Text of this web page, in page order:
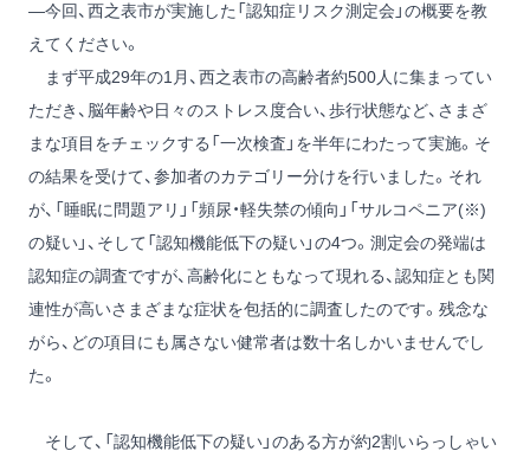
―今回、西之表市が実施した「認知症リスク測定会」の概要を教
えてください。
まず平成29年の1月、西之表市の高齢者約500人に集まってい
ただき、脳年齢や日々のストレス度合い、歩行状態など、さまざ
まな項目をチェックする「一次検査」を半年にわたって実施。そ
の結果を受けて、参加者のカテゴリー分けを行いました。それ
が、「睡眠に問題アリ」「頻尿・軽失禁の傾向」「サルコペニア(※)
の疑い」、そして「認知機能低下の疑い」の4つ。測定会の発端は
認知症の調査ですが、高齢化にともなって現れる、認知症とも関
連性が高いさまざまな症状を包括的に調査したのです。残念な
がら、どの項目にも属さない健常者は数十名しかいませんでし
た。
そして、「認知機能低下の疑い」のある方が約2割いらっしゃい